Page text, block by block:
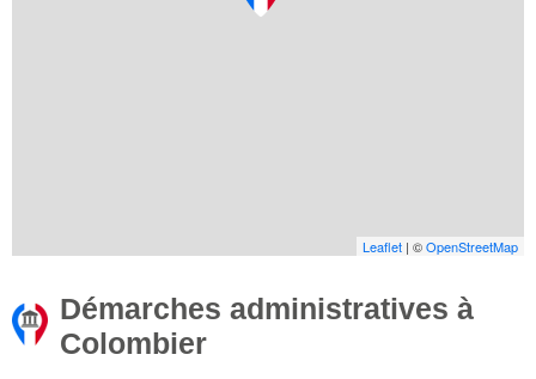
Leaflet | ©OpenStreetMap
Démarches administratives à
Colombier